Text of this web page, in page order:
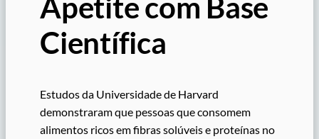
Científica
Estudos da Universidade de Harvard
demonstraram que pessoas que consomem
alimentos ricos em fibras solúveis e proteínas no